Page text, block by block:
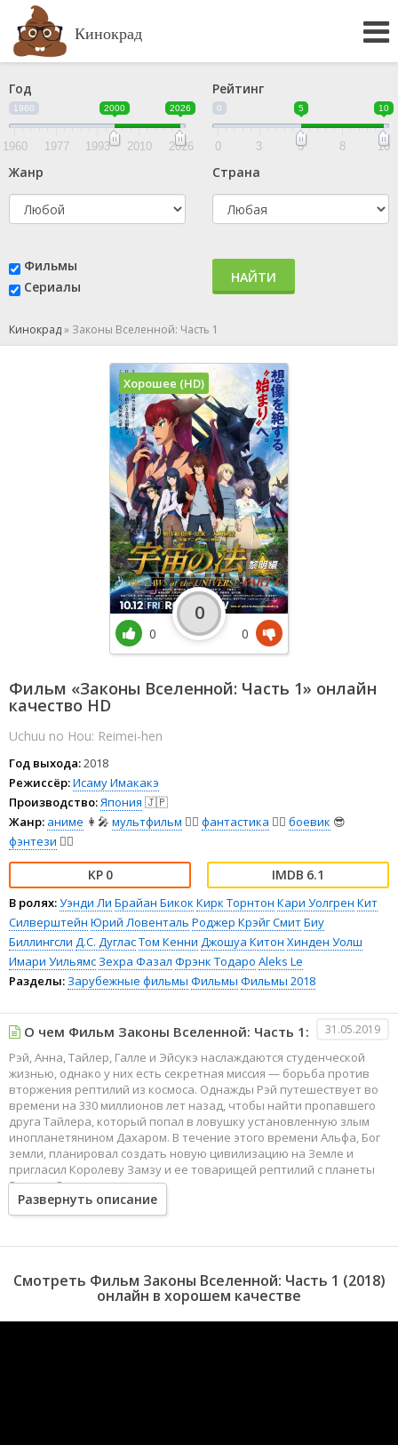
Кинокрад
Год
1960 2000 2026
1960 1977 1993 2010 2026
Рейтинг
0 5 10
0 3 5 8 10
Жанр Страна
Фильмы
Сериалы
НАЙТИ
Кинокрад» Законы Вселенной: Часть 1
Фильм «Законы Вселенной: Часть 1» онлайн
качество HD
Uchuu no Hou: Reimei-hen
Год выхода:2018
Режиссёр:Исаму Имакакэ
Производство:Япония 🇯🇵
Жанр: аниме 👩‍🎤 мультфильм 🧚‍♀️ фантастика 🧙‍♀️ боевик 😎
фэнтези 🧝‍♂️
0 6.1
В ролях:Уэнди Ли Брайан Бикок Кирк Торнтон Кари Уолгрен Кит
Силверштейн Юрий Ловенталь Роджер Крэйг СмитБиу
Биллингсли Д.С. ДугласТом Кенни Джошуа Китон Хинден Уолш
Имари Уильямс Зехра Фазал Фрэнк Тодаро Aleks Le
Разделы: Зарубежные фильмы Фильмы Фильмы 2018
Хорошее (HD)
0
0
0
О чем Фильм Законы Вселенной: Часть 1: 31.05.2019
Рэй, Анна, Тайлер, Галле и Эйсукэ наслаждаются студенческой
жизнью, однако у них есть секретная миссия — борьба против
вторжения рептилий из космоса. Однажды Рэй путешествует во
времени на 330 миллионов лет назад, чтобы найти пропавшего
друга Тайлера, который попал в ловушку установленную злым
инопланетянином Дахаром. В течение этого времени Альфа, Бог
земли, планировал создать новую цивилизацию на Земле и
пригласил Королеву Замзу и ее товарищей рептилий с планеты
Зета на Землю
Развернуть описание
Смотреть Фильм Законы Вселенной: Часть 1 (2018)
онлайн в хорошем качестве